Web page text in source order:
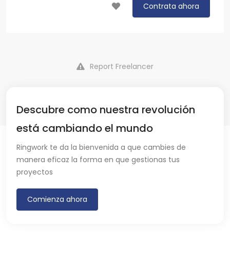
Contrata ahora
Report Freelancer
Descubre como nuestra revolución
está cambiando el mundo
Ringwork te da la bienvenida a que cambies de
manera eficaz la forma en que gestionas tus
proyectos
Comienza ahora